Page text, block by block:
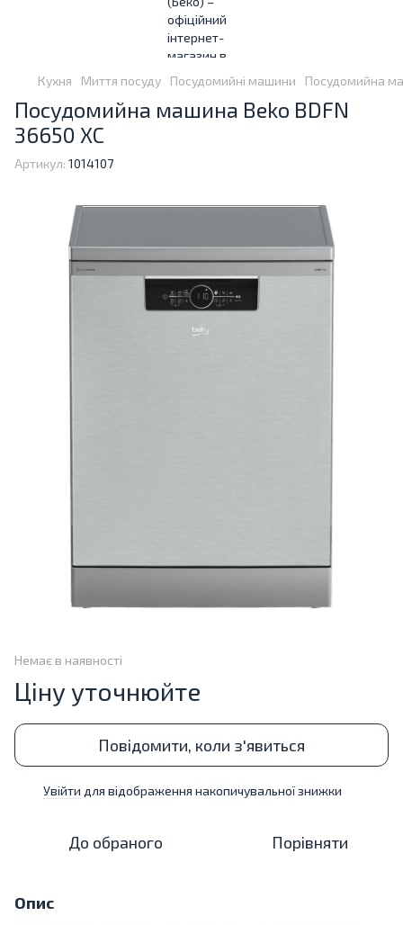
Кухня Миття посуду Посудомийні машини Посудомийна
Посудомийна машина Beko BDFN
36650 XC
Артикул: 1014107
Немає в наявності
Ціну уточнюйте
Повідомити, коли з'явиться
Увійти для відображення накопичувальної знижки
До обраного Порівняти
Опис